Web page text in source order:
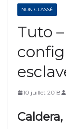
NON CLASSÉ
Tuto
10 juillet 2018